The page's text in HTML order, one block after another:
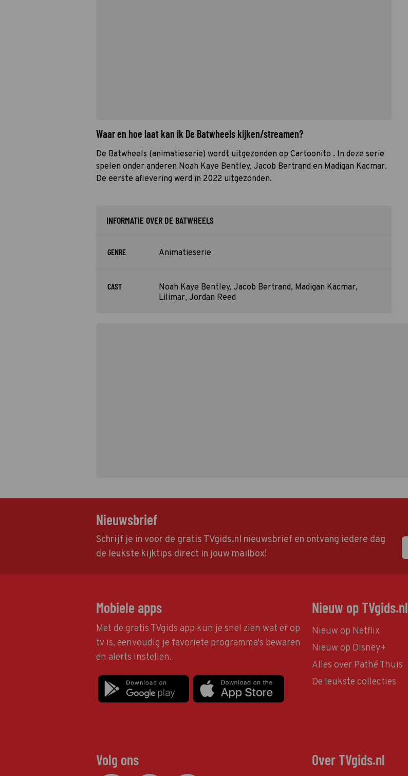
Waar en hoe laat kan ik De Batwheels kijken/streamen?
De Batwheels (animatieserie) wordt uitgezonden op Cartoonito . In deze serie
spelen onder anderen Noah Kaye Bentley, Jacob Bertrand en Madigan Kacmar.
De eerste aflevering werd in 2022 uitgezonden.
INFORMATIE OVER DE BATWHEELS
GENRE Animatieserie
CAST
Noah Kaye Bentley, Jacob Bertrand, Madigan Kacmar,
Lilimar, Jordan Reed
Nieuwsbrief
Schrijf je in voor de gratis TVgids.nl nieuwsbrief en ontvang iedere dag
de leukste kijktips direct in jouw mailbox!
Mobiele apps
Met de gratis TVgids app kun je snel zien wat er op
tv is, eenvoudig je favoriete programma's bewaren
en alerts instellen.
Nieuw op TVgids.nl
Nieuw op Netflix
Nieuw op Disney+
Alles over Pathé Thuis
De leukste collecties
Volg ons Over TVgids.nl